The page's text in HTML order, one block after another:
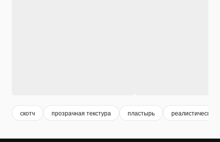
скотч прозрачная текстура пластырь реалистический